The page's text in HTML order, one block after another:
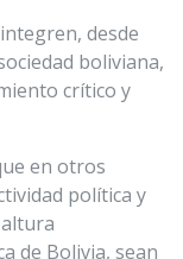
desde
boliviana,
crítico y
en otros
política y
de Bolivia, sean